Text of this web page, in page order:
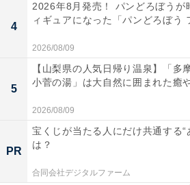
あわせて読みたい
【伊香保温泉の人気ホ
テル木暮」は北関東最
が自慢の宿
4
2026年8月発売！ パンどろぼうが
ィギュアになった「パンどろぼう
2026/08/09
5
【山梨県の人気日帰り温泉】「多
小菅の湯」は大自然に囲まれた癒
2026/08/09
PR
宝くじが当たる人にだけ共通する“
は？
合同会社デジタルファーム